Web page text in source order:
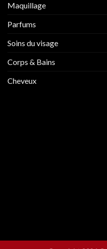
Maquillage
Parfums
Soins du visage
Corps & Bains
Cheveux